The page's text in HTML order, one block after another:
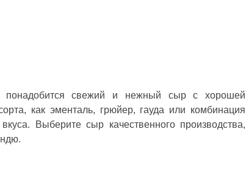
свежий и нежный сыр с хорошей
как эменталь, грюйер, гауда или комбинация
Выберите сыр качественного производства,